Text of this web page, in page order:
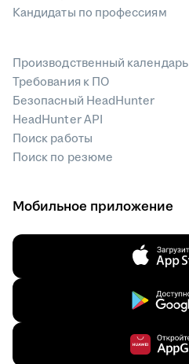
Кандидаты по профессиям
Производственный календарь
Требования к ПО
Безопасный HeadHunter
HeadHunter API
Поиск работы
Поиск по резюме
Мобильное приложение